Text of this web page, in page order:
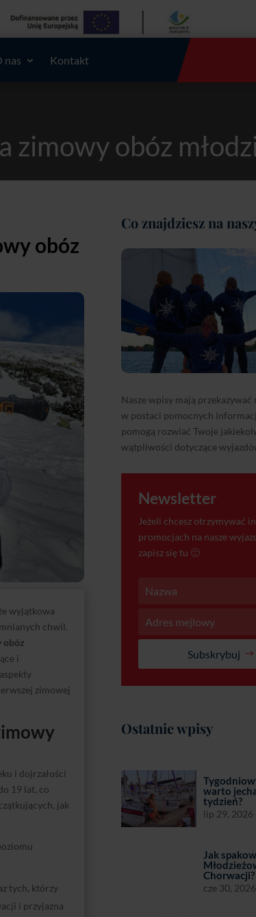
nas Kontakt
zimowy obóz
obóz
wyjątkowa
chwil.
obóz
i
zimowej
i dojrzałości
19 lat, co
jak
tych, którzy
i przyjazna
Co znajdziesz na
Nasze wpisy mają przekazywać
w postaci pomocnych
pomogą rozwiać Twoje
wątpliwości dotyczące
Newsletter
Jeżeli chcesz otrzymywać
promocjach na nasze
zapisz się tu 🙂
Subskrybuj
Ostatnie wpisy
warto
tydzień?
lip 29, 2026
Jak
Chorwacji?
cze 30, 2026